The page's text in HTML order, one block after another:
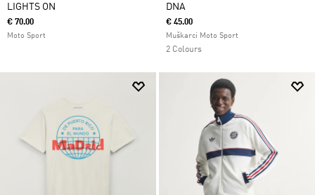
LIGHTS ON
€ 70.00
Moto Sport
DNA
€ 45.00
Muškarci Moto Sport
2 Colours